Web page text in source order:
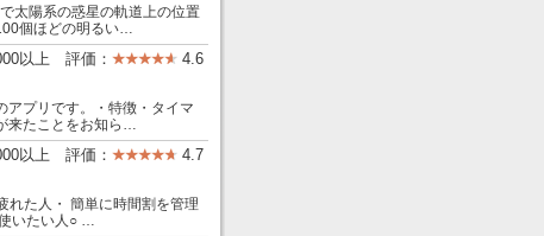
太陽系の惑星の軌道上の位置
個ほどの明るい…
以上 評価： 4.6
アプリです。・特徴・タイマ
来たことをお知ら…
以上 評価： 4.7
れた人・ 簡単に時間割を管理
いたい人○ …